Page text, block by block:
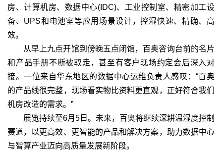
房、计算机房、数据中心(IDC)、工业控制室、精密加工设
备、UPS和电池室等应用场景设计，控湿快速、精确、高
效。
从早上九点开馆到傍晚五点闭馆，百奥咨询台前的名片
和产品手册不断被取走，甚至有客户现场约定会后深入对
接。一位来自华东地区的数据中心运维负责人感叹：“百奥
的产品线很完整，现场看实物比资料更直观，正好符合我们
机房改造的需求。”
展览持续至6月5日。未来，百奥将继续深耕温湿度控制
赛道，以更高效、更智能的产品和解决方案，助力数据中心
与智算产业迈向高质量发展新阶段。